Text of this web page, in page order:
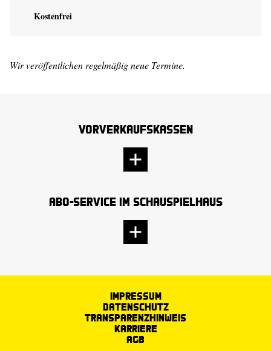
Kostenfrei
Wir veröffentlichen regelmäßig neue Termine.
Vorverkaufskassen
Abo-Service im Schauspielhaus
Impressum
Datenschutz
Transparenzhinweis
Karriere
AGB